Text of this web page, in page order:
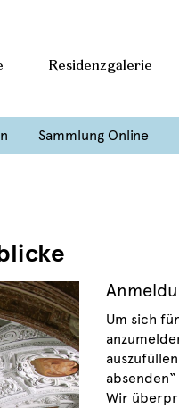
Residenzgalerie
Sammlung Online
Um sich
Wir